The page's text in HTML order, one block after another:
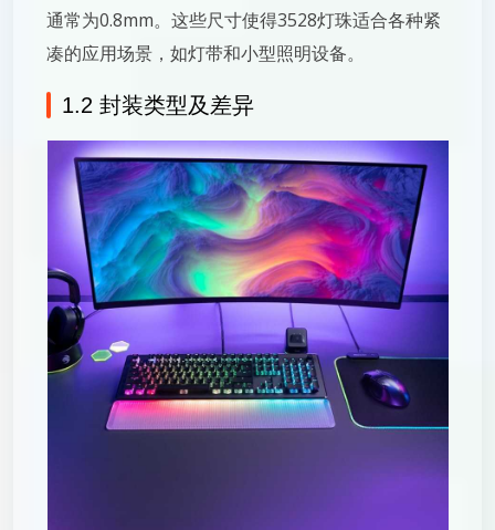
通常为0.8mm。这些尺寸使得3528灯珠适合各种紧
凑的应用场景，如灯带和小型照明设备。
1.2 封装类型及差异